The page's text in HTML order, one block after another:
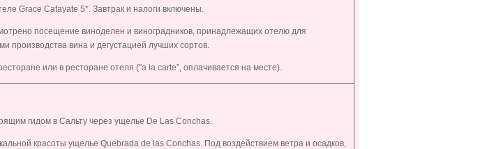
Grace Cafayate 5*. Завтрак и налоги включены.
посещение виноделен и виноградников, принадлежащих отелю для
производства вина и дегустацией лучших сортов.
или в ресторане отеля ("a la carte”, оплачивается на месте).
гидом в Сальту через ущелье De Las Conchas.
красоты ущелье Quebrada de las Conchas. Под воздействием ветра и осадков,